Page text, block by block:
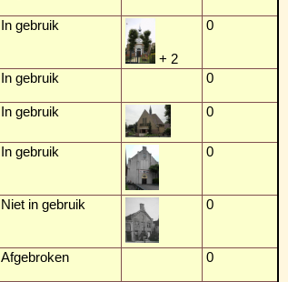
In gebruik
+ 2
0
In gebruik 0
In gebruik 0
In gebruik 0
Niet in gebruik 0
Afgebroken 0